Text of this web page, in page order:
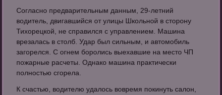
Согласно предварительным данным, 29-летний
водитель, двигавшийся от улицы Школьной в сторону
Тихорецкой, не справился с управлением. Машина
врезалась в столб. Удар был сильным, и автомобиль
загорелся. С огнем боролись выехавшие на место ЧП
пожарные расчеты. Однако машина практически
полностью сгорела.
К счастью, водителю удалось вовремя покинуть салон,